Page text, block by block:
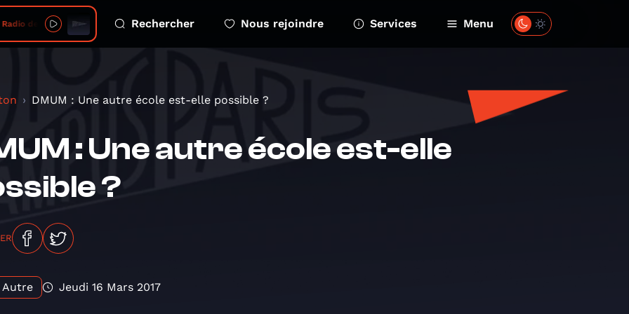
tas 2026 08 07 clermont ferrand s04e06 session
Rechercher Nous rejoindre Services Menu
DMUM : Une autre école est-elle possible ?
: Une autre école est-elle
?
Autre Jeudi 16 Mars 2017